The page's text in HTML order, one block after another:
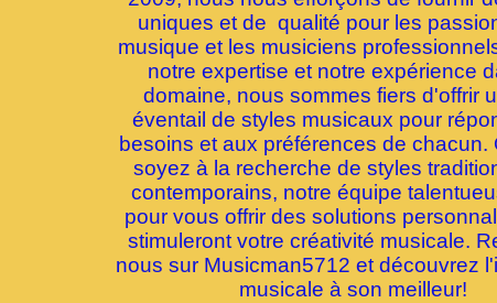
uniques et de qualité pour les
musique et les musiciens
notre expertise et notre expérience
domaine, nous sommes fiers d'offrir
éventail de styles musicaux pour
besoins et aux préférences de chacun.
soyez à la recherche de styles
contemporains, notre équipe
pour vous offrir des solutions
stimuleront votre créativité musicale.
nous sur Musicman5712 et découvrez
musicale à son meilleur!